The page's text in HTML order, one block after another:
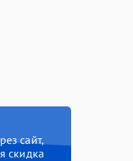
сайт,
скидка